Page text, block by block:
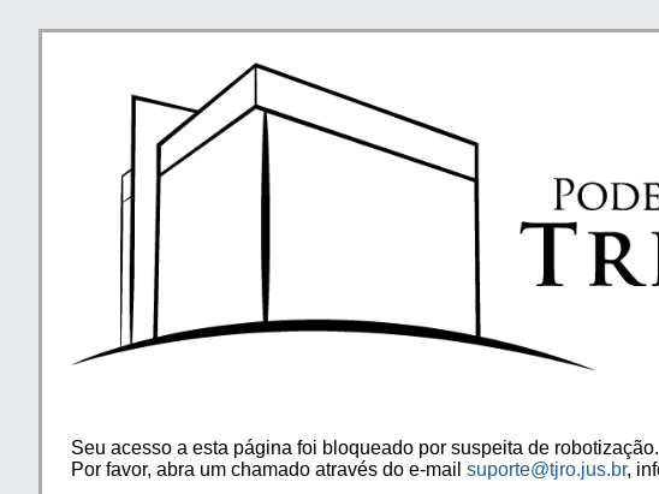
Seu acesso a esta página foi bloqueado por suspeita de robotização.
Por favor, abra um chamado através do e-mail suporte@tjro.jus.br,